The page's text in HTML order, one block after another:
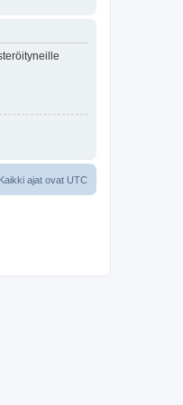
Kaikki ajat ovat UTC